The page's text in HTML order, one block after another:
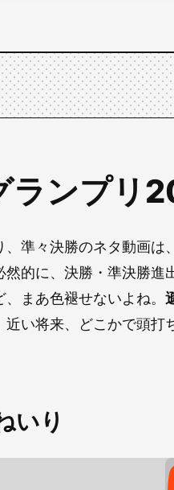
ランプリ
、準々決勝のネタ動画
然的に、決勝・準決勝進
まあ色褪せないよね。
近い将来、どこかで頭打
いり